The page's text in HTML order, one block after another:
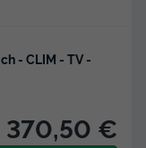
- CLIM - TV -
370,50 €